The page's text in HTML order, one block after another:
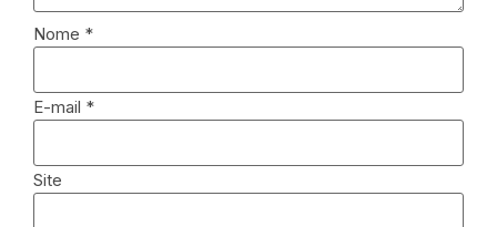
Nome *
E-mail *
Site